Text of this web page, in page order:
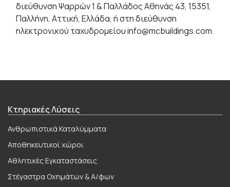
διεύθυνση Ψαρρών 1 & Παλλάδος Αθηνάς 43, 15351,
Παλλήνη, Αττική, Ελλάδα, ή στη διεύθυνση
ηλεκτρονικού ταχυδρομείου info@mcbuildings.com.
Κτηριακές Λύσεις
Ανθρωπιστικά Καταλύμματα
Αποθηκευτικοί χώροι
Αθλητικές Εγκαταστάσεις
Στέγαστρα Οχημάτων & Α/φων